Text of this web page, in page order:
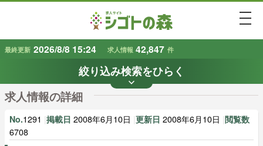
最終更新 2026/8/8 15:24 求人情報 42,847 件
絞り込み検索をひらく
keyboard_arrow_down
条件から探す
地域で探す 業種で探す
求人情報の詳細
No.1291 掲載日 2008年6月10日 更新日 2008年6月10日 閲覧数
6708